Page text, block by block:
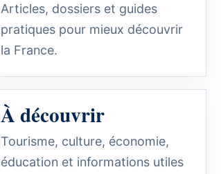
Articles, dossiers et guides
pratiques pour mieux découvrir
la France.
À découvrir
Tourisme, culture, économie,
éducation et informations utiles